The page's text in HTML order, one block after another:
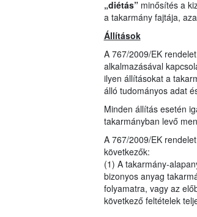
„diétás”minősítés a
a takarmány fajtája,
Állítások
A 767/2009/EK
alkalmazásával
ilyen állításokat a
álló tudományos adat
Minden állítás esetén
takarmányban levő
A 767/2009/EK
következők:
(1) A takarmány-
bizonyos anyag
folyamatra, vagy az
következő feltételek